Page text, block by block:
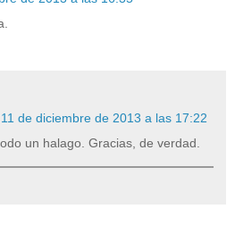
11 de diciembre de 2013 a las 17:22
un halago. Gracias, de verdad.